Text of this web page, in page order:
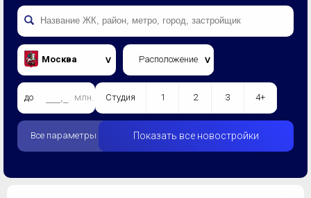
Москва Расположение
до млн. Студия 1 2 3 4+
Все параметры Показать все новостройки